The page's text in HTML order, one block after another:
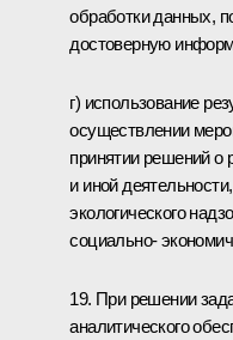
обработки данных,
достоверную
г) использование
осуществлении
принятии решений о
и иной
экологического
социально-
19. При решении
аналитического